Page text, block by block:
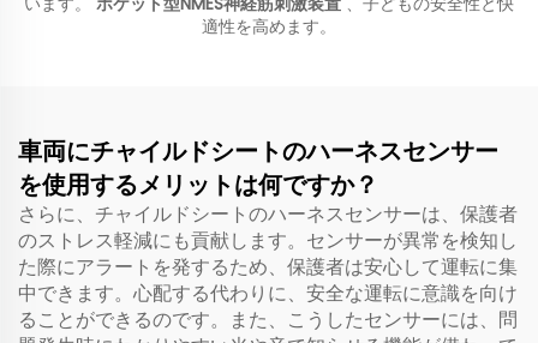
適性を高めます。
車両にチャイルドシートのハーネスセンサー
を使用するメリットは何ですか？
さらに、チャイルドシートのハーネスセンサーは、保護者
のストレス軽減にも貢献します。センサーが異常を検知し
た際にアラートを発するため、保護者は安心して運転に集
中できます。心配する代わりに、安全な運転に意識を向け
ることができるのです。また、こうしたセンサーには、問